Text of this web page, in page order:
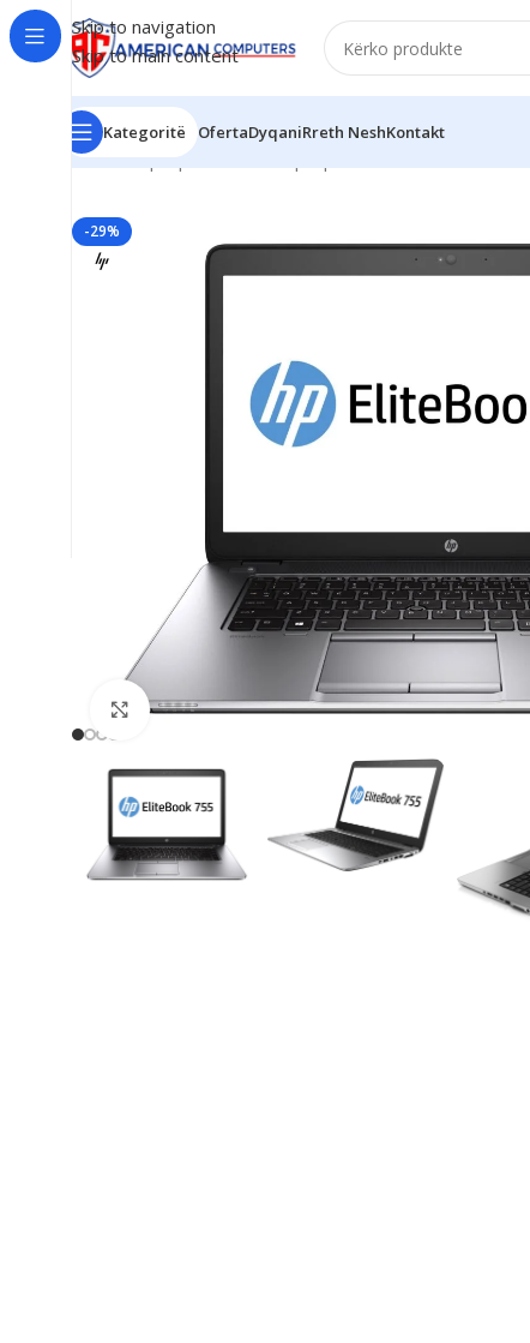
Skip to navigation
Skip to main content
Kategoritë OfertaDyqaniRreth NeshKontakt
Kreu/Laptop
-29%
Click to enlarge